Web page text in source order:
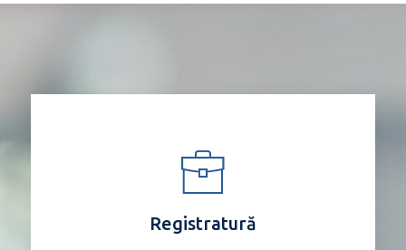
Registratură